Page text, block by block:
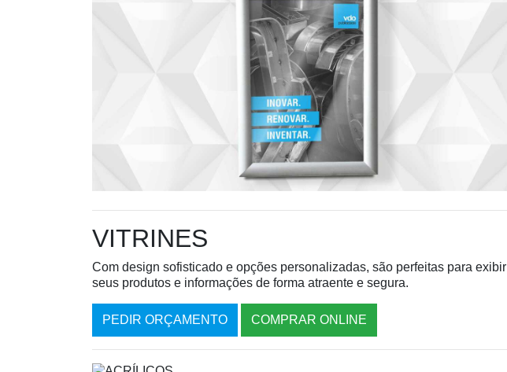
VITRINES
Com design sofisticado e opções personalizadas, são perfeitas para exibir
seus produtos e informações de forma atraente e segura.
PEDIR ORÇAMENTO COMPRAR ONLINE